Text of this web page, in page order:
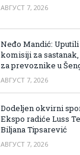
АВГУСТ 7, 2026
Neđo Mandić:
komisiji za
za prevoznike u
АВГУСТ 7, 2026
Dodeljen okvirni
Ekspo radiće Luss
Biljana Tipsarević
АВГУСТ 7, 2026